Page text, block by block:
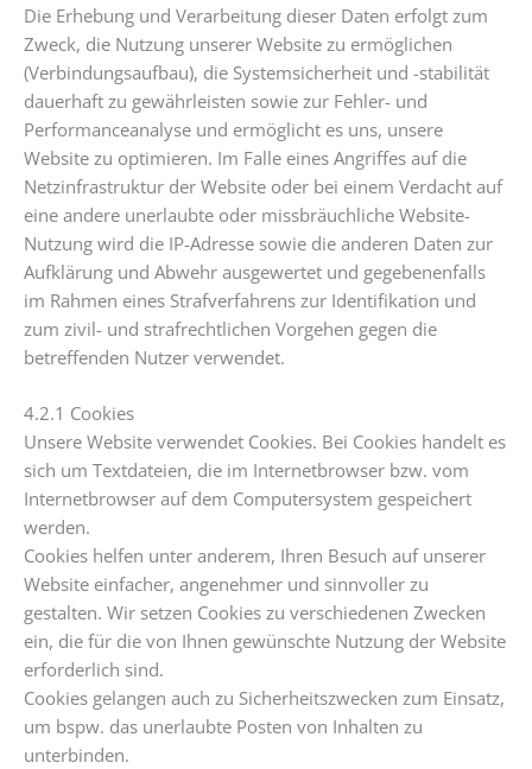
Die Erhebung und Verarbeitung dieser Daten erfolgt zum
Zweck, die Nutzung unserer Website zu ermöglichen
(Verbindungsaufbau), die Systemsicherheit und -stabilität
dauerhaft zu gewährleisten sowie zur Fehler- und
Performanceanalyse und ermöglicht es uns, unsere
Website zu optimieren. Im Falle eines Angriffes auf die
Netzinfrastruktur der Website oder bei einem Verdacht auf
eine andere unerlaubte oder missbräuchliche Website-
Nutzung wird die IP-Adresse sowie die anderen Daten zur
Aufklärung und Abwehr ausgewertet und gegebenenfalls
im Rahmen eines Strafverfahrens zur Identifikation und
zum zivil- und strafrechtlichen Vorgehen gegen die
betreffenden Nutzer verwendet.
4.2.1 Cookies
Unsere Website verwendet Cookies. Bei Cookies handelt es
sich um Textdateien, die im Internetbrowser bzw. vom
Internetbrowser auf dem Computersystem gespeichert
werden.
Cookies helfen unter anderem, Ihren Besuch auf unserer
Website einfacher, angenehmer und sinnvoller zu
gestalten. Wir setzen Cookies zu verschiedenen Zwecken
ein, die für die von Ihnen gewünschte Nutzung der Website
erforderlich sind.
Cookies gelangen auch zu Sicherheitszwecken zum Einsatz,
um bspw. das unerlaubte Posten von Inhalten zu
unterbinden.